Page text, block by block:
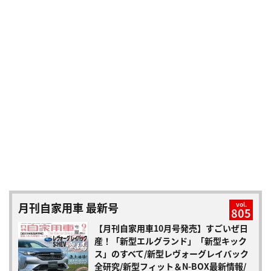
月刊自家用車 最新号 vol.
805
【月刊自家用車10月号発売】すごいぜ日
産！「新型エルグランド」「新型キック
ス」のすべて/新型レヴォーグレイバック
全研究/新型フィット＆N-BOX最新情報/